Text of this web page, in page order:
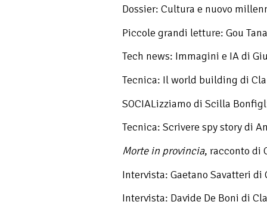
Dossier: Cultura e nuovo
Piccole grandi letture: Gou
Tech news: Immagini e IA di
Tecnica: Il world building di
SOCIALizziamo di Scilla
Tecnica: Scrivere spy story di
Morte in provincia, racconto di
Intervista: Gaetano Savatteri di
Intervista: Davide De Boni di